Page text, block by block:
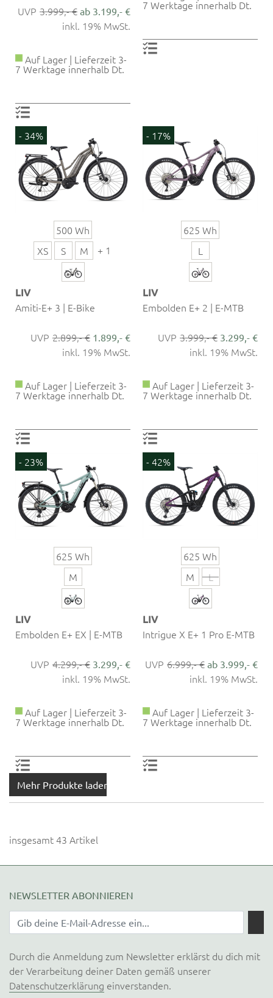
3.999,- € ab 3.199,- €
inkl. 19% MwSt.
Auf Lager | Lieferzeit 3-
7 Werktage innerhalb Dt.
7 Werktage innerhalb Dt.
- 34%
500 Wh
XS
S M + 1
LIV
Amiti-E+ 3 | E-Bike
2.899,- € 1.899,- €
inkl. 19% MwSt.
Auf Lager | Lieferzeit 3-
7 Werktage innerhalb Dt.
- 17%
625 Wh
L
LIV
Embolden E+ 2 | E-MTB
3.999,- € 3.299,- €
inkl. 19% MwSt.
Auf Lager | Lieferzeit 3-
7 Werktage innerhalb Dt.
- 23%
625 Wh
M
LIV
Embolden E+ EX | E-MTB
4.299,- € 3.299,- €
inkl. 19% MwSt.
Auf Lager | Lieferzeit 3-
7 Werktage innerhalb Dt.
- 42%
625 Wh
M
L
LIV
Intrigue X E+ 1 Pro E-MTB
6.999,- € ab 3.999,- €
inkl. 19% MwSt.
Auf Lager | Lieferzeit 3-
7 Werktage innerhalb Dt.
Mehr Produkte laden
insgesamt 43 Artikel
NEWSLETTER ABONNIEREN
Durch die Anmeldung zum Newsletter erklärst du dich mit
der Verarbeitung deiner Daten gemäß unserer
Datenschutzerklärung einverstanden.